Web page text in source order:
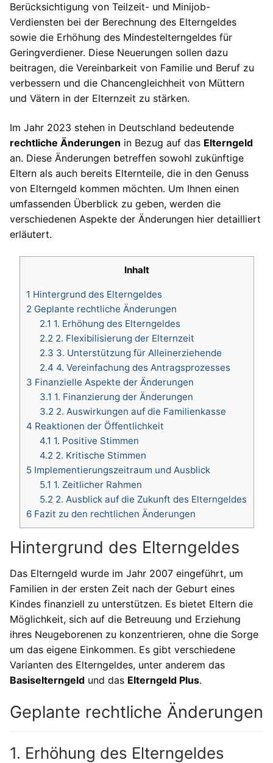
Berücksichtigung von Teilzeit- und Minijob-
Verdiensten bei der Berechnung des Elterngeldes
sowie die Erhöhung des Mindestelterngeldes für
Geringverdiener. Diese Neuerungen sollen dazu
beitragen, die Vereinbarkeit von Familie und Beruf zu
verbessern und die Chancengleichheit von Müttern
und Vätern in der Elternzeit zu stärken.
Im Jahr 2023 stehen in Deutschland bedeutende
rechtliche Änderungen in Bezug auf das Elterngeld
an. Diese Änderungen betreffen sowohl zukünftige
Eltern als auch bereits Elternteile, die in den Genuss
von Elterngeld kommen möchten. Um Ihnen einen
umfassenden Überblick zu geben, werden die
verschiedenen Aspekte der Änderungen hier detailliert
erläutert.
Inhalt
1 Hintergrund des Elterngeldes
2 Geplante rechtliche Änderungen
2.1 1. Erhöhung des Elterngeldes
2.2 2. Flexibilisierung der Elternzeit
2.3 3. Unterstützung für Alleinerziehende
2.4 4. Vereinfachung des Antragsprozesses
3 Finanzielle Aspekte der Änderungen
3.1 1. Finanzierung der Änderungen
3.2 2. Auswirkungen auf die Familienkasse
4 Reaktionen der Öffentlichkeit
4.1 1. Positive Stimmen
4.2 2. Kritische Stimmen
5Implementierungszeitraum und Ausblick
5.1 1. Zeitlicher Rahmen
5.2 2. Ausblick auf die Zukunft des Elterngeldes
6Fazit zu den rechtlichen Änderungen
Hintergrund des Elterngeldes
Das Elterngeld wurde im Jahr 2007 eingeführt, um
Familien in der ersten Zeit nach der Geburt eines
Kindes finanziell zu unterstützen. Es bietet Eltern die
Möglichkeit, sich auf die Betreuung und Erziehung
ihres Neugeborenen zu konzentrieren, ohne die Sorge
um das eigene Einkommen. Es gibt verschiedene
Varianten des Elterngeldes, unter anderem das
Basiselterngeld und das Elterngeld Plus.
Geplante rechtliche Änderungen
1. Erhöhung des Elterngeldes